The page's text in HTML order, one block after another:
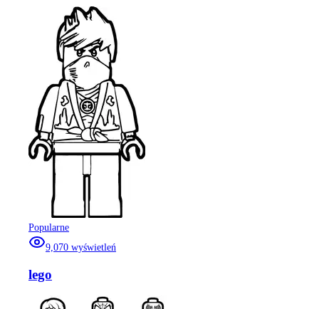
Popularne
9,070 wyświetleń
lego